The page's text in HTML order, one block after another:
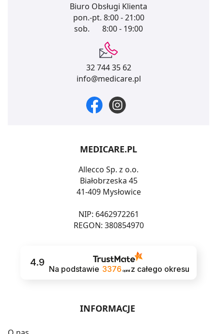
Biuro Obsługi Klienta
pon.-pt. 8:00 - 21:00
sob.
8:00 - 19:00
32 744 35 62
info@medicare.pl
MEDICARE.PL
Allecco Sp. z o.o.
Białobrzeska 45
41-409 Mysłowice
NIP: 6462972261
REGON: 380854970
4.9
Na podstawie 3376 opinii z całego okresu
INFORMACJE